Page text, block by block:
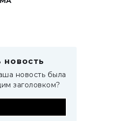
новость была
заголовком?